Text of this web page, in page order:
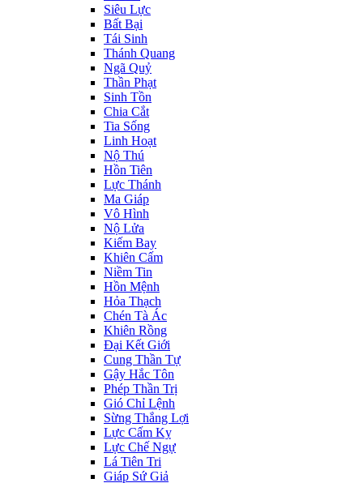
Siêu Lực
Bất Bại
Tái Sinh
Thánh Quang
Ngã Quỷ
Thần Phạt
Sinh Tồn
Chia Cắt
Tia Sống
Linh Hoạt
Nộ Thú
Hồn Tiên
Lực Thánh
Ma Giáp
Vô Hình
Nộ Lửa
Kiếm Bay
Khiên Cấm
Niềm Tin
Hồn Mệnh
Hỏa Thạch
Chén Tà Ác
Khiên Rồng
Đại Kết Giới
Cung Thần Tự
Gậy Hắc Tôn
Phép Thần Trị
Gió Chỉ Lệnh
Sừng Thắng Lợi
Lực Cấm Kỵ
Lực Chế Ngự
Lá Tiên Tri
Giáp Sứ Giả